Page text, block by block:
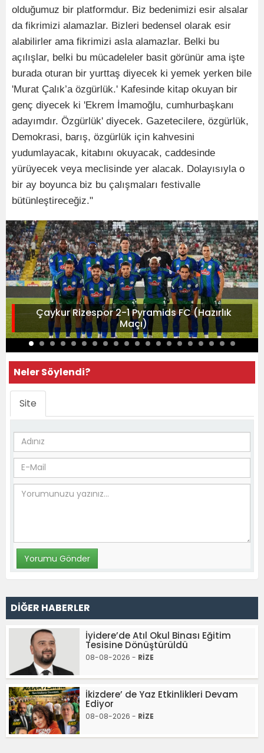
olduğumuz bir platformdur. Biz bedenimizi esir alsalar
da fikrimizi alamazlar. Bizleri bedensel olarak esir
alabilirler ama fikrimizi asla alamazlar. Belki bu
açılışlar, belki bu mücadeleler basit görünür ama işte
burada oturan bir yurttaş diyecek ki yemek yerken bile
'Murat Çalık’a özgürlük.' Kafesinde kitap okuyan bir
genç diyecek ki 'Ekrem İmamoğlu, cumhurbaşkanı
adayımdır. Özgürlük' diyecek. Gazetecilere, özgürlük,
Demokrasi, barış, özgürlük için kahvesini
yudumlayacak, kitabını okuyacak, caddesinde
yürüyecek veya meclisinde yer alacak. Dolayısıyla o
bir ay boyunca biz bu çalışmaları festivalle
bütünleştireceğiz."
Çaykur Rizespor 2-1 Pyramids FC (Hazırlık
Maçı)
Neler Söylendi?
Site
DİĞER HABERLER
İyidere’de Atıl Okul Binası Eğitim
Tesisine Dönüştürüldü
08-08-2026 - RİZE
İkizdere’ de Yaz Etkinlikleri Devam
Ediyor
08-08-2026 - RİZE